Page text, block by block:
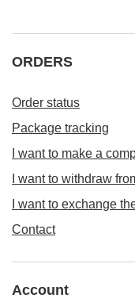
ORDERS
Order status
Package tracking
I want to make a
I want to withdraw
I want to exchange
Contact
Account